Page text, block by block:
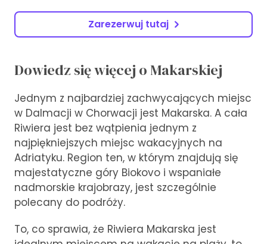
Zarezerwuj tutaj
Dowiedz się więcej o Makarskiej
Jednym z najbardziej zachwycających miejsc
w Dalmacji w Chorwacji jest Makarska. A cała
Riwiera jest bez wątpienia jednym z
najpiękniejszych miejsc wakacyjnych na
Adriatyku. Region ten, w którym znajdują się
majestatyczne góry Biokovo i wspaniałe
nadmorskie krajobrazy, jest szczególnie
polecany do podróży.
To, co sprawia, że Riwiera Makarska jest